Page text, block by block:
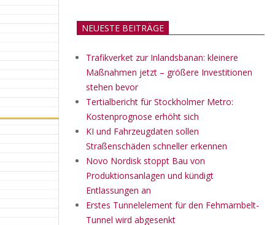
NEUESTE BEITRÄGE
Trafikverket zur Inlandsbanan: kleinere
Maßnahmen jetzt – größere Investitionen
stehen bevor
Tertialbericht für Stockholmer Metro:
Kostenprognose erhöht sich
KI und Fahrzeugdaten sollen
Straßenschäden schneller erkennen
Novo Nordisk stoppt Bau von
Produktionsanlagen und kündigt
Entlassungen an
Erstes Tunnelelement für den Fehmarnbelt-
Tunnel wird abgesenkt